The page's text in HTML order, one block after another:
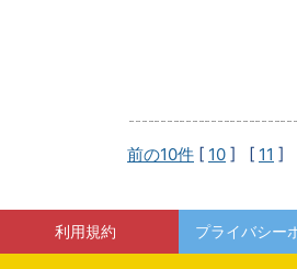
前の10件 [ 10 ] [ 11 ]
利用規約 プライバシー